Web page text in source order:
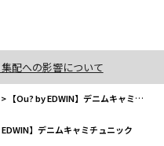
配への影響について
> 【Ou? by EDWIN】デニムキャミチュニック
EDWIN】デニムキャミチュニック